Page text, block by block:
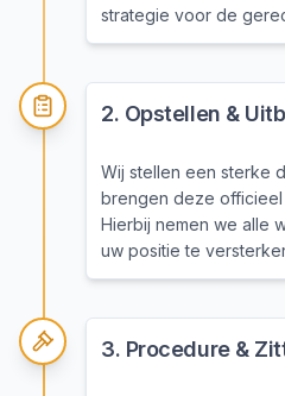
strategie voor de
2. Opstellen &
Wij stellen een sterke
brengen deze
Hierbij nemen we alle
uw positie te
3. Procedure &